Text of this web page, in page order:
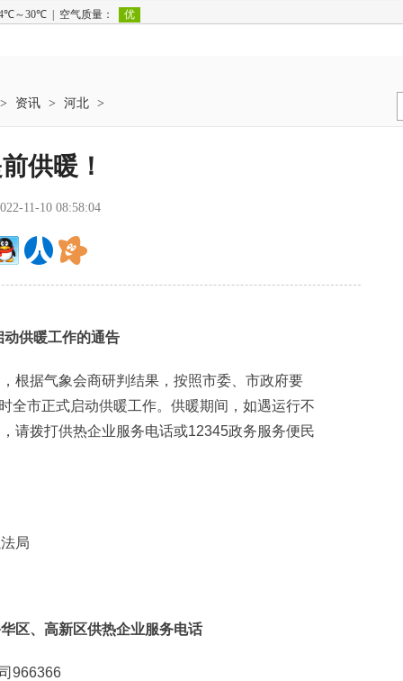
> 资讯 > 河北 >
供暖！
11-10 08:58:04
供暖工作的通告
据气象会商研判结果，按照市委、市政府要
全市正式启动供暖工作。供暖期间，如遇运行不
请拨打供热企业服务电话或12345政务服务便民
局
、高新区供热企业服务电话
966366